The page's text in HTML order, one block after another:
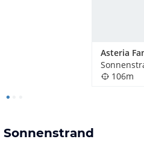
106m